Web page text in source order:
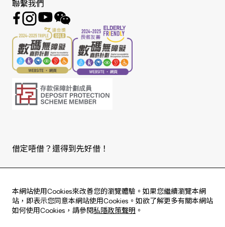
本網站使用Cookies來改善您的瀏覽體驗。如果您繼續瀏覽本網
站，即表示您同意本網站使用Cookies。如欲了解更多有關本網站
如何使用Cookies，請參閱私隱政策聲明 。
聯繫我們
借定唔借？還得到先好借！